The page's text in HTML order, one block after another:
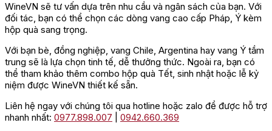
WineVN sẽ tư vấn dựa trên nhu cầu và ngân sách của bạn. Với
đối tác, bạn có thể chọn các dòng vang cao cấp Pháp, Ý kèm
hộp quà sang trọng.
Với bạn bè, đồng nghiệp, vang Chile, Argentina hay vang Ý tầm
trung sẽ là lựa chọn tinh tế, dễ thưởng thức. Ngoài ra, bạn có
thể tham khảo thêm combo hộp quà Tết, sinh nhật hoặc lễ kỷ
niệm được WineVN thiết kế sẵn.
Liên hệ ngay với chúng tôi qua hotline hoặc zalo để được hỗ trợ
nhanh nhất: 0977.898.007
0942.660.369